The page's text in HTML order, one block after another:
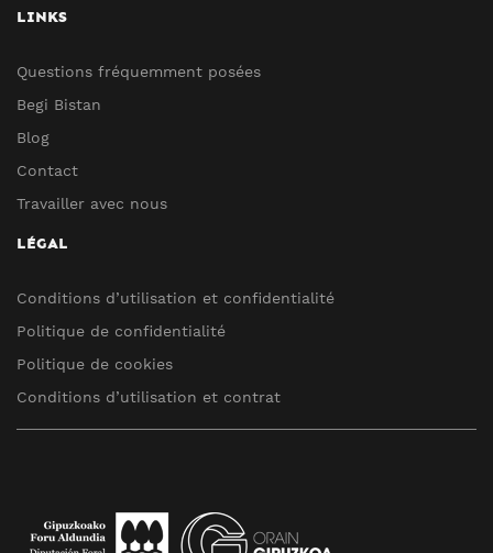
LINKS
Questions fréquemment posées
Begi Bistan
Blog
Contact
Travailler avec nous
LÉGAL
Conditions d’utilisation et confidentialité
Politique de confidentialité
Politique de cookies
Conditions d’utilisation et contrat